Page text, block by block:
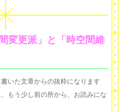
変更派」と「時空間維
いた文章からの抜粋になります
もう少し前の所から、お読みにな